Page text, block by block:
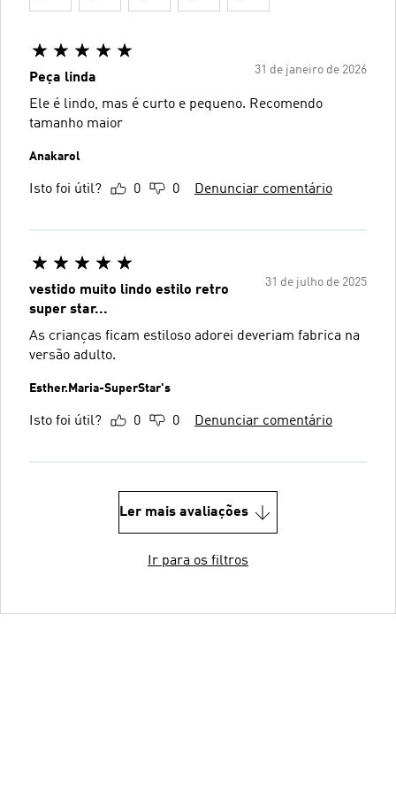
31 de janeiro de 2026
Peça linda
Ele é lindo, mas é curto e pequeno. Recomendo
tamanho maior
Anakarol
Isto foi útil? 0 0 Denunciar comentário
31 de julho de 2025
vestido muito lindo estilo retro
super star...
As crianças ficam estiloso adorei deveriam fabrica na
versão adulto.
Esther.Maria-SuperStar's
Isto foi útil? 0 0 Denunciar comentário
Ler mais avaliações
Ir para os filtros